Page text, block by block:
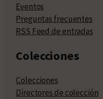
Eventos
Preguntas frecuentes
RSS Feed de entradas
Colecciones
Colecciones
Directores de colección